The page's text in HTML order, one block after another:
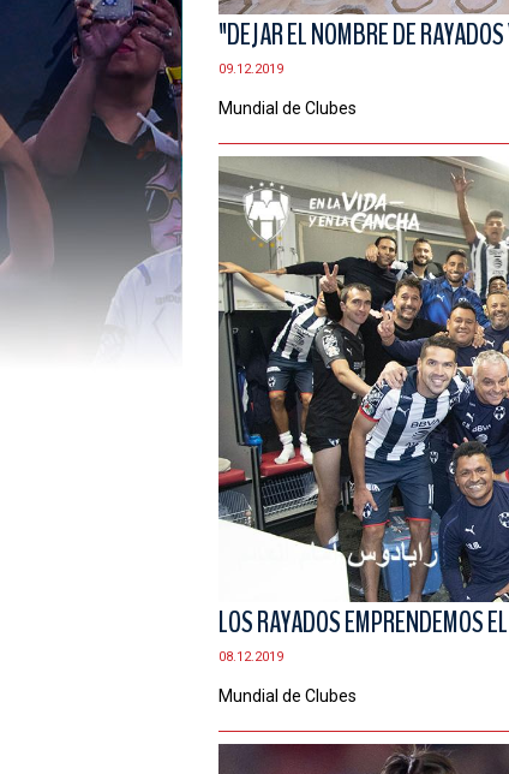
"DEJAR EL NOMBRE DE
09.12.2019
Mundial de Clubes
LOS RAYADOS EMPRENDEMOS
08.12.2019
Mundial de Clubes